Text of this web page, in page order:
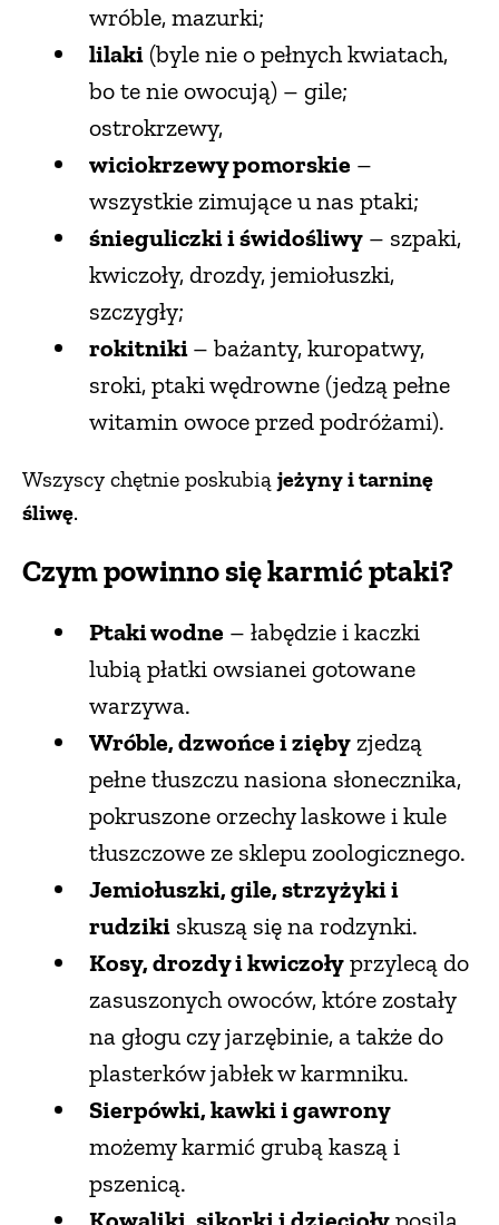
wróble, mazurki;
lilaki(byle nie o pełnych kwiatach,
bo te nie owocują) – gile;
ostrokrzewy,
wiciokrzewy pomorskie –
wszystkie zimujące u nas ptaki;
śnieguliczki i świdośliwy – szpaki,
kwiczoły, drozdy, jemiołuszki,
szczygły;
rokitniki– bażanty, kuropatwy,
sroki, ptaki wędrowne (jedzą pełne
witamin owoce przed podróżami).
Wszyscy chętnie poskubią jeżyny i tarninę
śliwę.
Czym powinno się karmić ptaki?
Ptaki wodne – łabędzie i kaczki
lubią płatki owsianei gotowane
warzywa.
Wróble, dzwońce i ziębyzjedzą
pełne tłuszczu nasiona słonecznika,
pokruszone orzechy laskowe i kule
tłuszczowe ze sklepu zoologicznego.
Jemiołuszki, gile, strzyżyki i
rudziki skuszą się na rodzynki.
Kosy, drozdy i kwiczołyprzylecą do
zasuszonych owoców, które zostały
na głogu czy jarzębinie, a także do
plasterków jabłek w karmniku.
Sierpówki, kawki i gawrony
możemy karmić grubą kaszą i
pszenicą.